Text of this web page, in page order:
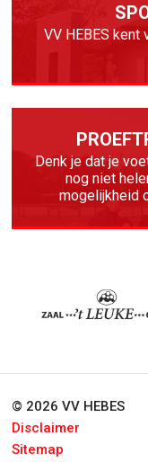
VV HEBES
Denk je dat je
nog niet
mogelijkheid
© 2026 VV HEBES
Disclaimer
Sitemap